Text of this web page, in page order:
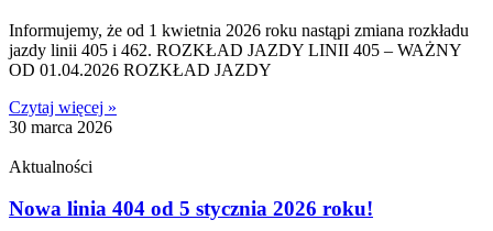
Informujemy, że od 1 kwietnia 2026 roku nastąpi zmiana rozkładu
jazdy linii 405 i 462. ROZKŁAD JAZDY LINII 405 – WAŻNY
OD 01.04.2026 ROZKŁAD JAZDY
Czytaj więcej »
30 marca 2026
Aktualności
Nowa linia 404 od 5 stycznia 2026 roku!